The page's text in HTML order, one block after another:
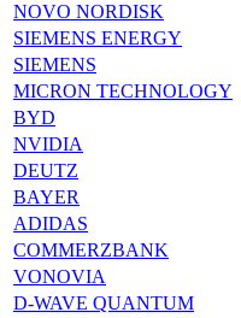
NOVO NORDISK
SIEMENS ENERGY
SIEMENS
MICRON TECHNOLOGY
BYD
NVIDIA
DEUTZ
BAYER
ADIDAS
COMMERZBANK
VONOVIA
D-WAVE QUANTUM